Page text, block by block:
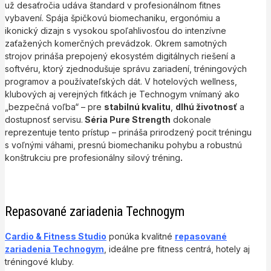
už desaťročia udáva štandard v profesionálnom fitnes
vybavení. Spája špičkovú biomechaniku, ergonómiu a
ikonický dizajn s vysokou spoľahlivosťou do intenzívne
zaťažených komerčných prevádzok. Okrem samotných
strojov prináša prepojený ekosystém digitálnych riešení a
softvéru, ktorý zjednodušuje správu zariadení, tréningových
programov a používateľských dát. V hotelových wellness,
klubových aj verejných fitkách je Technogym vnímaný ako
„bezpečná voľba“ – pre stabilnú kvalitu dlhú životnosť a
dostupnosť servisu. Séria Pure Strength dokonale
reprezentuje tento prístup – prináša prirodzený pocit tréningu
s voľnými váhami, presnú biomechaniku pohybu a robustnú
konštrukciu pre profesionálny silový tréning.
Repasované zariadenia Technogym
Cardio & Fitness Studio ponúka kvalitné repasované
zariadenia Technogym , ideálne pre fitness centrá, hotely aj
tréningové kluby.